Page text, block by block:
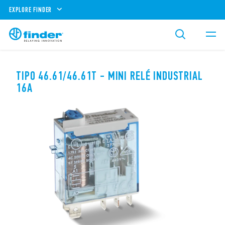
EXPLORE FINDER
TIPO 46.61/46.61T - MINI RELÉ INDUSTRIAL
16A